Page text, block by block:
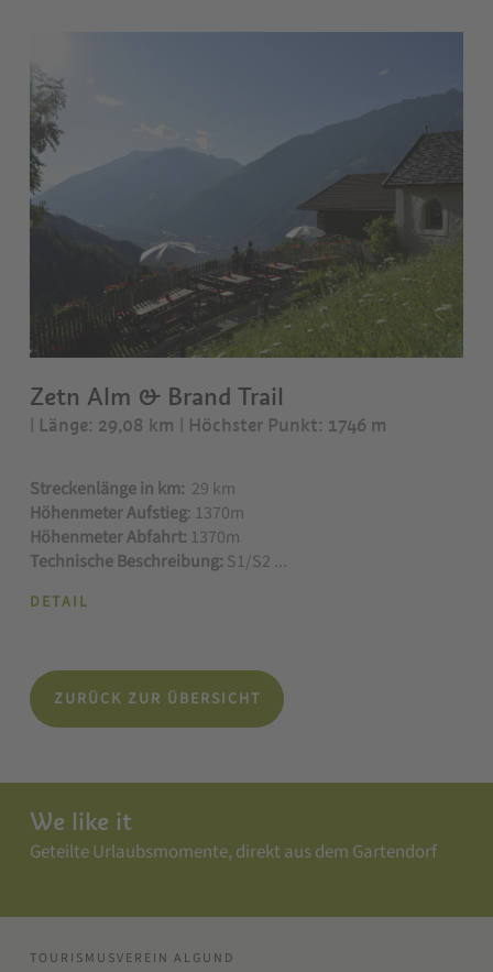
Zetn Alm & Brand Trail
| Länge: 29,08 km | Höchster Punkt: 1746 m
Streckenlänge in km: 29 km
Höhenmeter Aufstieg: 1370m
Höhenmeter Abfahrt: 1370m
Technische Beschreibung: S1/S2 ...
DETAIL
ZURÜCK ZUR ÜBERSICHT
We like it
Geteilte Urlaubsmomente, direkt aus dem Gartendorf
TOURISMUSVEREIN ALGUND